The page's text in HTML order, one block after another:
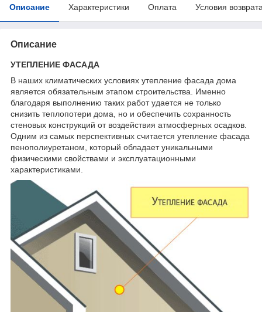
Описание Характеристики Оплата Условия
Описание
УТЕПЛЕНИЕ ФАСАДА
В наших климатических условиях утепление фасада дома
является обязательным этапом строительства. Именно
благодаря выполнению таких работ удается не только
снизить теплопотери дома, но и обеспечить сохранность
стеновых конструкций от воздействия атмосферных осадков.
Одним из самых перспективных считается утепление фасада
пенополиуретаном, который обладает уникальными
физическими свойствами и эксплуатационными
характеристиками.